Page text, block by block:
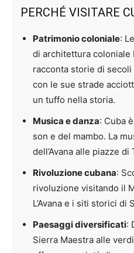
PERCHÉ VISITARE
Patrimonio coloniale:
di architettura coloniale
racconta storie di secoli
con le sue strade
un tuffo nella storia.
Musica e danza: Cuba
son e del mambo. La
dell’Avana alle piazze di
Rivoluzione cubana:
rivoluzione visitando il
L’Avana e i siti storici di
Paesaggi diversificati:
Sierra Maestra alle